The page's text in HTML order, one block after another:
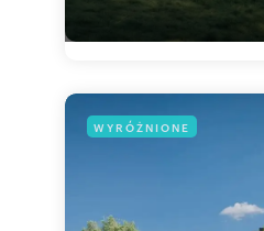
WYRÓŻNIONE